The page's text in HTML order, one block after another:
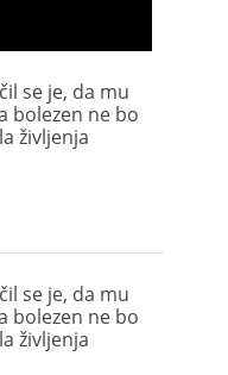
se je, da mu
bolezen ne bo
življenja
se je, da mu
bolezen ne bo
življenja